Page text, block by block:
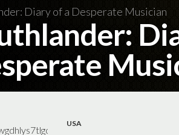
Diary of a Desperate Musician
USA